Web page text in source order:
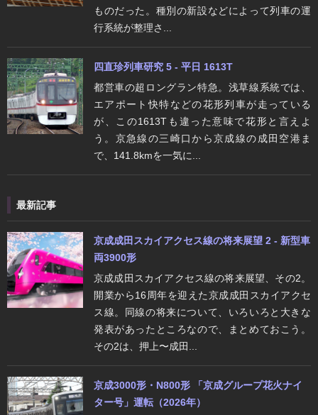
ものだった。種別の新設などによって列車の運
行系統が整理さ...
四直珍列車研究 5 - 平日 1613T
都営車の超ロングラン特急。浅草線系統では、
エアポート快特などの花形列車が走っている
が、この1613Tも違った意味で花形と言えよ
う。京急線の三崎口から京成線の成田空港ま
で、141.8kmを一気に...
最新記事
京成成田スカイアクセス線の将来展望 2 - 新型車
両3900形
京成成田スカイアクセス線の将来展望、その2。
開業から16周年を迎えた京成成田スカイアクセ
ス線。同線の将来について、いろいろと大きな
発表があったところなので、まとめておこう。
その2は、押上〜成田...
京成3000形・N800形 「京成グループ花火ナイ
ター号」運転（2026年）